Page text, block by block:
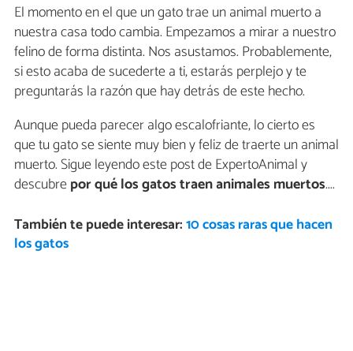
El momento en el que un gato trae un animal muerto a
nuestra casa todo cambia. Empezamos a mirar a nuestro
felino de forma distinta. Nos asustamos. Probablemente,
si esto acaba de sucederte a ti, estarás perplejo y te
preguntarás la razón que hay detrás de este hecho.
Aunque pueda parecer algo escalofriante, lo cierto es
que tu gato se siente muy bien y feliz de traerte un animal
muerto. Sigue leyendo este post de ExpertoAnimal y
descubrepor qué los gatos traen animales muertos....
También te puede interesar:10 cosas raras que hacen
los gatos